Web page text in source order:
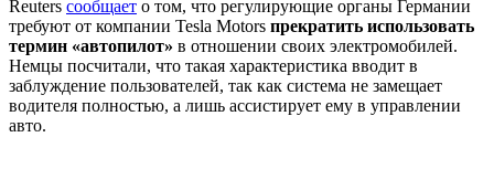
Reuters сообщает о том, что регулирующие органы Германии
требуют от компании Tesla Motors прекратить использовать
термин «автопилот» в отношении своих электромобилей.
Немцы посчитали, что такая характеристика вводит в
заблуждение пользователей, так как система не замещает
водителя полностью, а лишь ассистирует ему в управлении
авто.